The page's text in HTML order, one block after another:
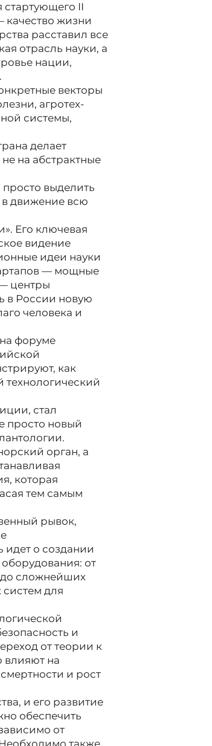
II
жизни
расставил все
отрасль науки, а
нации,
векторы
агротех-
системы,
делает
на абстрактные
выделить
движение всю
Его ключевая
видение
идеи науки
— мощные
центры
в России новую
человека и
форуме
как
стал
просто новый
орган, а
которая
тем самым
рывок,
о создании
от
до сложнейших
для
и
от теории к
влияют на
и рост
и его развитие
обеспечить
от